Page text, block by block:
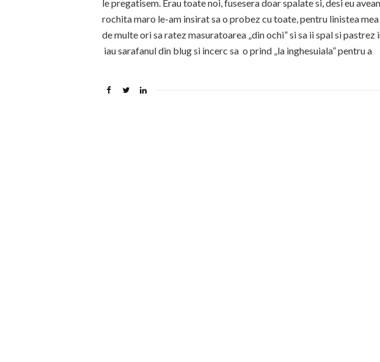
le pregatisem. Erau toate noi, fusesera doar spalate si, desi eu
rochita maro le-am insirat sa o probez cu toate, pentru linistea
de multe ori sa ratez masuratoarea „din ochi” si sa ii spal si
iau sarafanul din blug si incerc sa o prind „la inghesuiala” pentru a